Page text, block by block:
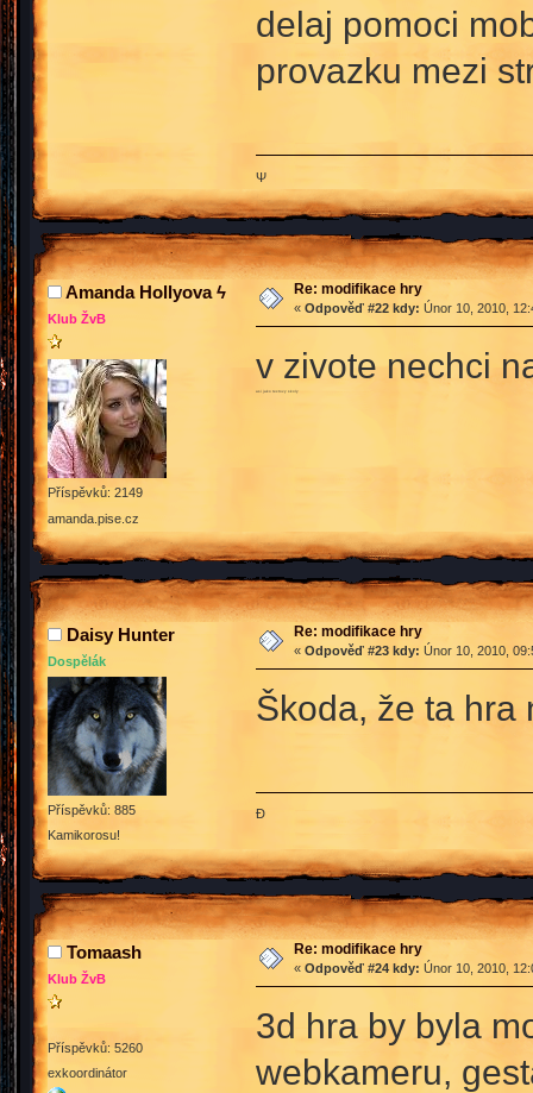
delaj pomoci
provazku mezi
Ψ
Amanda Hollyova ϟ
Klub ŽvB
Příspěvků: 2149
amanda.pise.cz
Re: modifikace hry
« Odpověď #22 kdy: Únor 10, 2010,
v zivote nechci
asi jako textovy skoly
Daisy Hunter
Dospělák
Příspěvků: 885
Kamikorosu!
Re: modifikace hry
« Odpověď #23 kdy: Únor 10, 2010,
Škoda, že ta
Đ
Tomaash
Klub ŽvB
Příspěvků: 5260
exkoordinátor
Re: modifikace hry
« Odpověď #24 kdy: Únor 10, 2010,
3d hra by byla
webkameru,